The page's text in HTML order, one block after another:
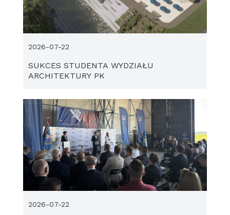
SUKCES STUDENTA WYDZIAŁU
ARCHITEKTURY PK
2026-07-22
2026-07-22